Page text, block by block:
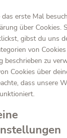
erste Mal
über Cookies.
gibst du uns
von
beschrieben zu
Cookies über
dass unsere